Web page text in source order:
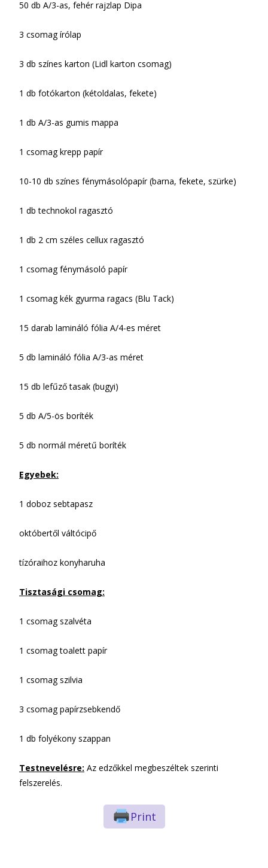
50 db A/3-as, fehér rajzlap Dipa
3 csomag írólap
3 db színes karton (Lidl karton csomag)
1 db fotókarton (kétoldalas, fekete)
1 db A/3-as gumis mappa
1 csomag krepp papír
10-10 db színes fénymásolópapír (barna, fekete, szürke)
1 db technokol ragasztó
1 db 2 cm széles cellux ragasztó
1 csomag fénymásoló papír
1 csomag kék gyurma ragacs (Blu Tack)
15 darab lamináló fólia A/4-es méret
5 db lamináló fólia A/3-as méret
15 db lefűző tasak (bugyi)
5 db A/5-ös boríték
5 db normál méretű boríték
Egyebek:
1 doboz sebtapasz
októbertől váltócipő
tízóraihoz konyharuha
Tisztasági csomag:
1 csomag szalvéta
1 csomag toalett papír
1 csomag szilvia
3 csomag papírzsebkendő
1 db folyékony szappan
Testnevelésre: Az edzőkkel megbeszéltek szerinti
felszerelés.
Print